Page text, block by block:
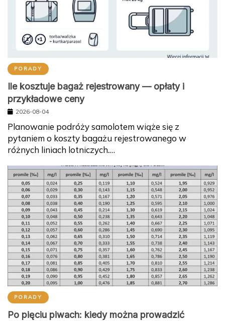
PORADY
Ile kosztuje bagaż rejestrowany — opłaty i
przykładowe ceny
2026-08-04
Planowanie podróży samolotem wiąże się z
pytaniem o koszty bagażu rejestrowanego w
różnych liniach lotniczych.…
PORADY
Po pięciu piwach: kiedy można prowadzić